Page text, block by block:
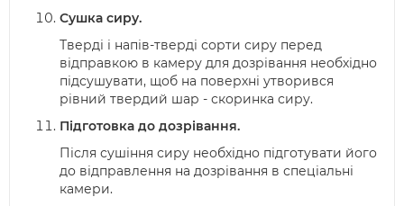
Сушка сиру.
Тверді і напів-тверді сорти сиру перед
відправкою в камеру для дозрівання необхідно
підсушувати, щоб на поверхні утворився
рівний твердий шар - скоринка сиру.
Підготовка до дозрівання.
Після сушіння сиру необхідно підготувати його
до відправлення на дозрівання в спеціальні
камери.